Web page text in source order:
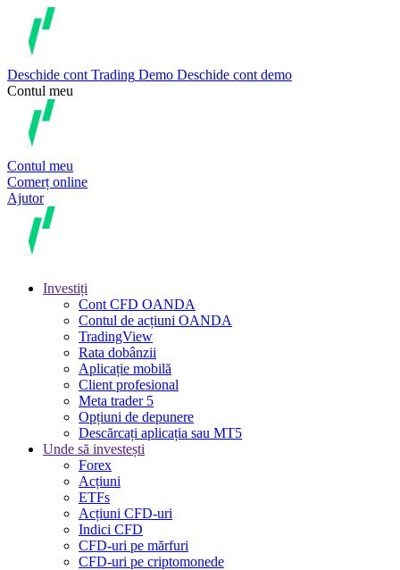
Deschide cont Trading Demo Deschide cont demo
Contul meu
Contul meu
Comerț online
Ajutor
Investiți
Cont CFD OANDA
Contul de acțiuni OANDA
TradingView
Rata dobânzii
Aplicație mobilă
Client profesional
Meta trader 5
Opțiuni de depunere
Descărcați aplicația sau MT5
Unde să investești
Forex
Acțiuni
ETFs
Acțiuni CFD-uri
Indici CFD
CFD-uri pe mărfuri
CFD-uri pe criptomonede